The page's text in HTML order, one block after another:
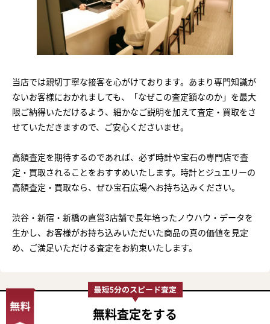
当店では親切丁寧な接客を心がけております。あまり専門知識が
ないお客様におかれましても、「なぜこの査定額なのか」を最大
限ご納得いただけるよう、細かなご説明を加えて査定・買取をさ
せていただきますので、ご安心くださいませ。
高額査定を期待するのであれば、必ず時計や宝石の専門店で査
定・買取されることをおすすめいたします。時計とジュエリーの
高額査定・買取なら、ぜひ宝石広場へお持ち込みください。
渋谷・新宿・新橋の直営3店舗で長年培ったノウハウ・データを
生かし、お客様がお持ち込みいただいた商品の真の価値を見定
め、ご満足いただける査定をお約束いたします。
無料査定をする